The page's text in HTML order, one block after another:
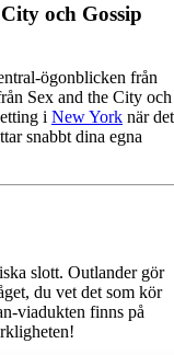
och Gossip
från
Sex and the City och
i New York när det
snabbt dina egna
slott. Outlander gör
du vet det som kör
finns på